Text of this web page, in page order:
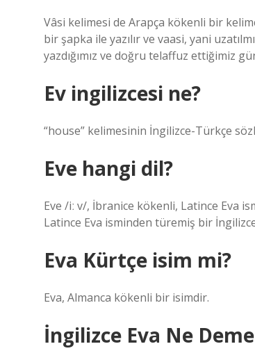
Vâsi kelimesi de Arapça kökenli bir
bir şapka ile yazılır ve vaasi, yani
yazdığımız ve doğru telaffuz ettiğimiz
Ev ingilizcesi ne?
“house” kelimesinin İngilizce-Türkçe
Eve hangi dil?
Eve /iː v/, İbranice kökenli, Latince Eva
Latince Eva isminden türemiş bir
Eva Kürtçe isim mi?
Eva, Almanca kökenli bir isimdir.
İngilizce Eva Ne